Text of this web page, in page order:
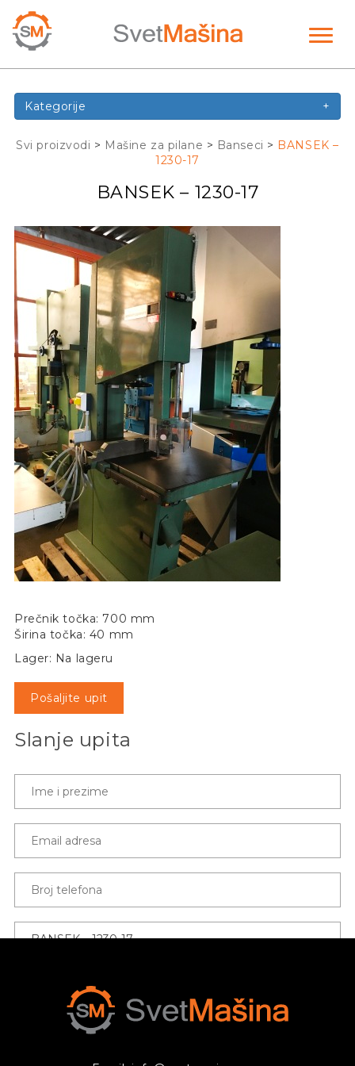
Kategorije +
Svi proizvodi > Mašine za pilane > Banseci > BANSEK –
1230-17
BANSEK – 1230-17
Prečnik točka: 700 mm
Širina točka: 40 mm
Lager: Na lageru
Pošaljite upit
Slanje upita